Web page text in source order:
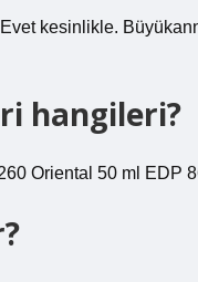
kesinlikle.
hangileri?
Oriental 50 ml EDP